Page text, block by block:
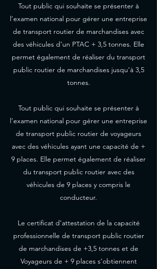
Tout public qui souhaite se présenter à
l’examen national pour gérer une entreprise
de transport routier de marchandises avec
des véhicules d’un PTAC + 3,5 tonnes. Elle
permet également de réaliser du transport
public routier de marchandises jusqu’à 3,5
tonnes.
Tout public qui souhaite se présenter à
l’examen national pour gérer une entreprise
de transport public routier de voyageurs
avec des véhicules ayant une capacité de +
9 places. Elle permet également de réaliser
du transport public routier avec des
véhicules de 9 places y compris le
conducteur.
Le certificat d’attestation de la capacité
professionnelle de transport public routier
de marchandises de +3,5 tonnes et de
Voyageurs de + 9 places s’obtiennent